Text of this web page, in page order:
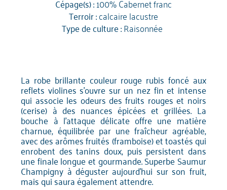
Cépage(s) :100% Cabernet franc
Terroir :calcaire lacustre
Type de culture :Raisonnée
La robe brillante couleur rouge rubis foncé aux
reflets violines s'ouvre sur un nez fin et intense
qui associe les odeurs des fruits rouges et noirs
(cerise) à des nuances épicées et grillées. La
bouche à l'attaque délicate offre une matière
charnue, équilibrée par une fraîcheur agréable,
avec des arômes fruités (framboise) et toastés qui
enrobent des tanins doux, puis persistent dans
une finale longue et gourmande. Superbe Saumur
Champigny à déguster aujourd'hui sur son fruit,
mais qui saura également attendre.